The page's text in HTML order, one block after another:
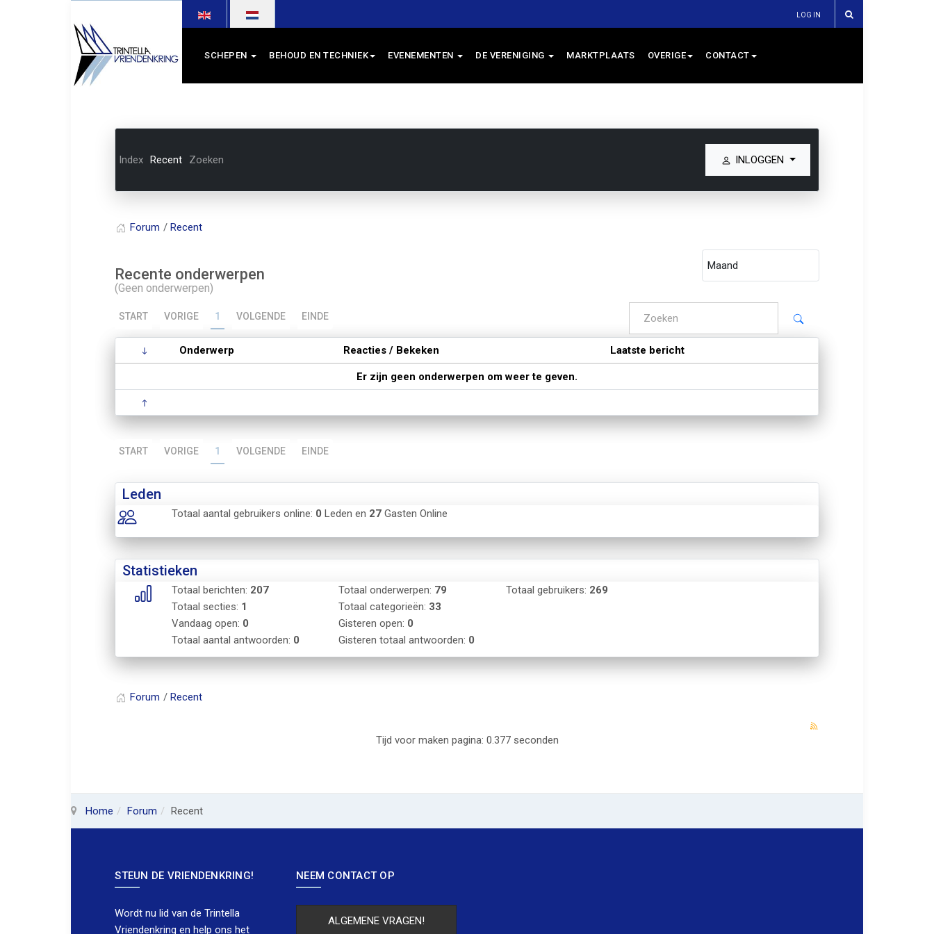
LOG IN
SCHEPEN BEHOUD EN TECHNIEK EVENEMENTEN DE VERENIGING MARKTPLAATS OVERIGE CONTACT
Index Recent Zoeken INLOGGEN
Forum Recent
Recente onderwerpen
(Geen onderwerpen)
START VORIGE 1 VOLGENDE EINDE
Onderwerp Reacties / Bekeken Laatste bericht
Er zijn geen onderwerpen om weer te geven.
START VORIGE 1 VOLGENDE EINDE
Leden
Totaal aantal gebruikers online: 0 Leden en 27 Gasten Online
Statistieken
Totaal berichten: 207
Totaal secties: 1
Vandaag open: 0
Totaal aantal antwoorden: 0
Totaal onderwerpen: 79
Totaal categorieën: 33
Gisteren open: 0
Gisteren totaal antwoorden: 0
Totaal gebruikers: 269
Forum Recent
Tijd voor maken pagina: 0.377 seconden
Home Forum Recent
STEUN DE VRIENDENKRING!
Wordt nu lid van de Trintella
Vriendenkring en help ons het
NEEM CONTACT OP
ALGEMENE VRAGEN!